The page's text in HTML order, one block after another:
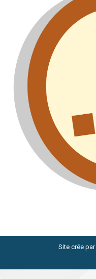
Site crée par